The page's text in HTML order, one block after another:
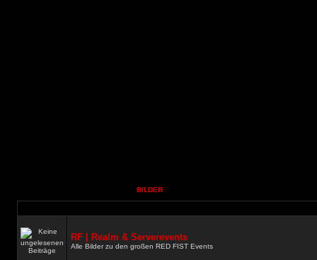
BILDER
RF | Realm & Serverevents
Alle Bilder zu den großen RED FIST Events